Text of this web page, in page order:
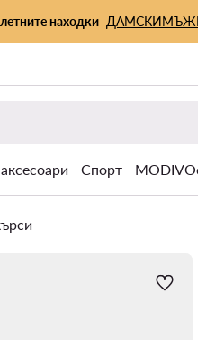
находки ДАМСКИ
Спорт